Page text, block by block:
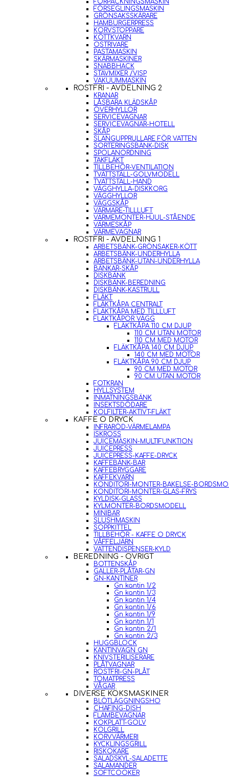
FÖRPACKNINGSMASKIN
FÖRSEGLINGSMASKIN
GRÖNSAKSSKÄRARE
HAMBURGERPRESS
KORVSTOPPARE
KÖTTKVARN
OSTRIVARE
PASTAMASKIN
SKÄRMASKINER
SNABBHACK
STAVMIXER /VISP
VAKUUMMASKIN
ROSTFRI - AVDELNING 2
KRANAR
LÅSBARA KLÄDSKÅP
ÖVERHYLLOR
SERVICEVAGNAR
SERVICEVAGNAR-HOTELL
SKÅP
SLANGUPPRULLARE FÖR VATTEN
SORTERINGSBÄNK-DISK
SPOLANORDNING
TAKFLÄKT
TILLBEHÖR-VENTILATION
TVÄTTSTÄLL-GOLVMODELL
TVÄTTSTÄLL-HAND
VÄGGHYLLA-DISKKORG
VÄGGHYLLOR
VÄGGSKÅP
VÄRMARE-TILLLUFT
VÄRMEMONTER-HJUL-STÅENDE
VÄRMESKÅP
VÄRMEVAGNAR
ROSTFRI - AVDELNING 1
ARBETSBÄNK-GRÖNSAKER-KÖTT
ARBETSBÄNK-UNDERHYLLA
ARBETSBÄNK-UTAN-UNDERHYLLA
BÄNKAR-SKÅP
DISKBÄNK
DISKBÄNK-BEREDNING
DISKBÄNK-KASTRULL
FLÄKT
FLÄKTKÅPA CENTRALT
FLÄKTKÅPA MED TILLLUFT
FLÄKTKÅPOR VÄGG
FLÄKTKÅPA 110 CM DJUP
110 CM UTAN MOTOR
110 CM MED MOTOR
FLÄKTKÅPA 140 CM DJUP
140 CM MED MOTOR
FLÄKTKÅPA 90 CM DJUP
90 CM MED MOTOR
90 CM UTAN MOTOR
FOTKRAN
HYLLSYSTEM
INMATNINGSBÄNK
INSEKTSDÖDARE
KOLFILTER-AKTIVT-FLÄKT
KAFFE O DRYCK
INFRARÖD-VÄRMELAMPA
ISKROSS
JUICEMASKIN-MULTIFUNKTION
JUICEPRESS
JUICEPRESS-KAFFE-DRYCK
KAFFEBÄNK-BAR
KAFFEBRYGGARE
KAFFEKVARN
KONDITORI-MONTER-BAKELSE-
KONDITORI-MONTER-GLAS-FRYS
KYLDISK-GLASS
KYLMONTER-BORDSMODELL
MINIBAR
SLUSHMASKIN
SOPPKITTEL
TILLBEHÖR - KAFFE O DRYCK
VÅFFELJÄRN
VATTENDISPENSER-KYLD
BEREDNING - ÖVRIGT
BOTTENSKÅP
GALLER-PLÅTAR-GN
GN-KANTINER
Gn kantin 1/2
Gn kantin 1/3
Gn kantin 1/4
Gn kantin 1/6
Gn kantin 1/9
Gn kantin 1/1
Gn kantin 2/1
Gn kantin 2/3
HUGGBLOCK
KANTINVAGN GN
KNIVSTERILISERARE
PLÅTVAGNAR
ROSTFRI-GN-PLÅT
TOMATPRESS
VÅGAR
DIVERSE KÖKSMASKINER
BLÖTLÄGGNINGSHO
CHAFING-DISH
FLAMBEVAGNAR
KOKPLATT-GOLV
KOLGRILL
KORVVÄRMERI
KYCKLINGSGRILL
RISKOKARE
SALADSKYL-SALADETTE
SALAMANDER
SOFTCOOKER